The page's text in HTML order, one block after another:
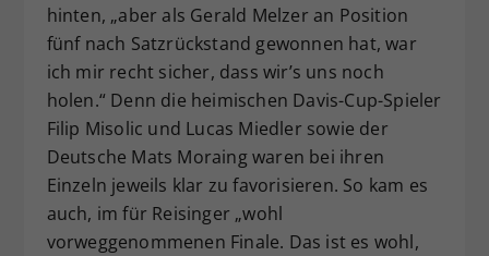
hinten, „aber als Gerald Melzer an Position
fünf nach Satzrückstand gewonnen hat, war
ich mir recht sicher, dass wir’s uns noch
holen.“ Denn die heimischen Davis-Cup-Spieler
Filip Misolic und Lucas Miedler sowie der
Deutsche Mats Moraing waren bei ihren
Einzeln jeweils klar zu favorisieren. So kam es
auch, im für Reisinger „wohl
vorweggenommenen Finale. Das ist es wohl,